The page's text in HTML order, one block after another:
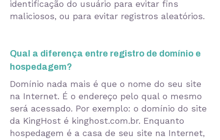
identificação do usuário para evitar fins
maliciosos, ou para evitar registros aleatórios.
Qual a diferença entre registro de domínio e
hospedagem?
Domínio nada mais é que o nome do seu site
na Internet. É o endereço pelo qual o mesmo
será acessado. Por exemplo: o domínio do site
da KingHost é kinghost.com.br. Enquanto
hospedagem é a casa de seu site na Internet,